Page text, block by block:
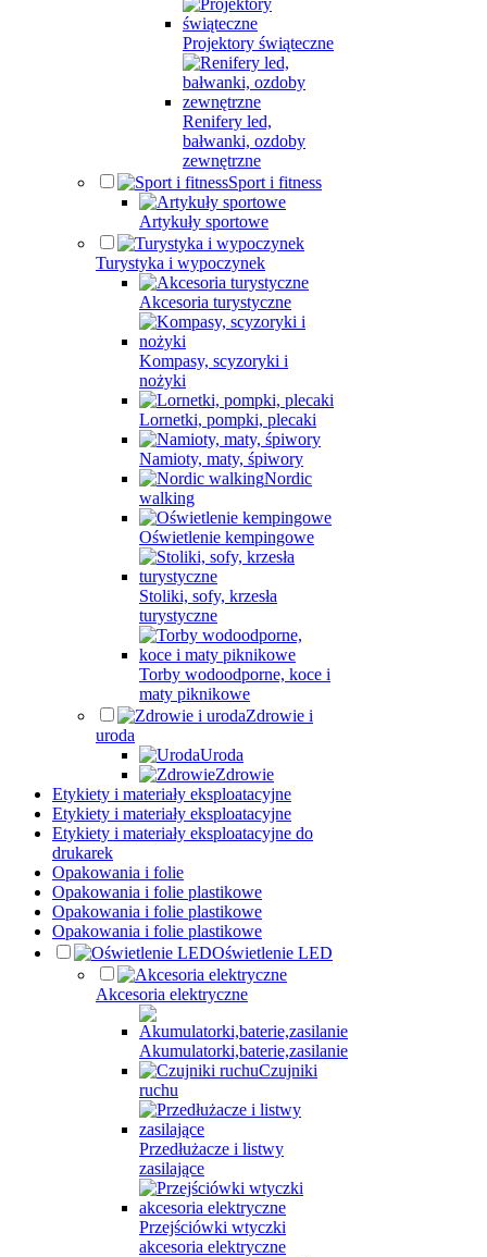
Projektory świąteczne
Renifery led,
bałwanki, ozdoby
zewnętrzne
Sport i fitness
Artykuły sportowe
Turystyka i wypoczynek
Akcesoria turystyczne
Kompasy, scyzoryki i
nożyki
Lornetki, pompki, plecaki
Namioty, maty, śpiwory
Nordic
walking
Oświetlenie kempingowe
Stoliki, sofy, krzesła
turystyczne
Torby wodoodporne, koce i
maty piknikowe
Zdrowie i
uroda
Uroda
Zdrowie
Etykiety i materiały eksploatacyjne
Etykiety i materiały eksploatacyjne
Etykiety i materiały eksploatacyjne do
drukarek
Opakowania i folie
Opakowania i folie plastikowe
Opakowania i folie plastikowe
Opakowania i folie plastikowe
Oświetlenie LED
Akcesoria elektryczne
Akumulatorki,baterie,zasilanie
Czujniki
ruchu
Przedłużacze i listwy
zasilające
Przejściówki wtyczki
akcesoria elektryczne